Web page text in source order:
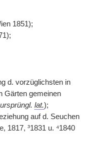
1851);
d. vorzüglichsten in
Gärten gemeinen
lat.);
auf d. Seuchen
1817, ³1831 u. ⁴1840